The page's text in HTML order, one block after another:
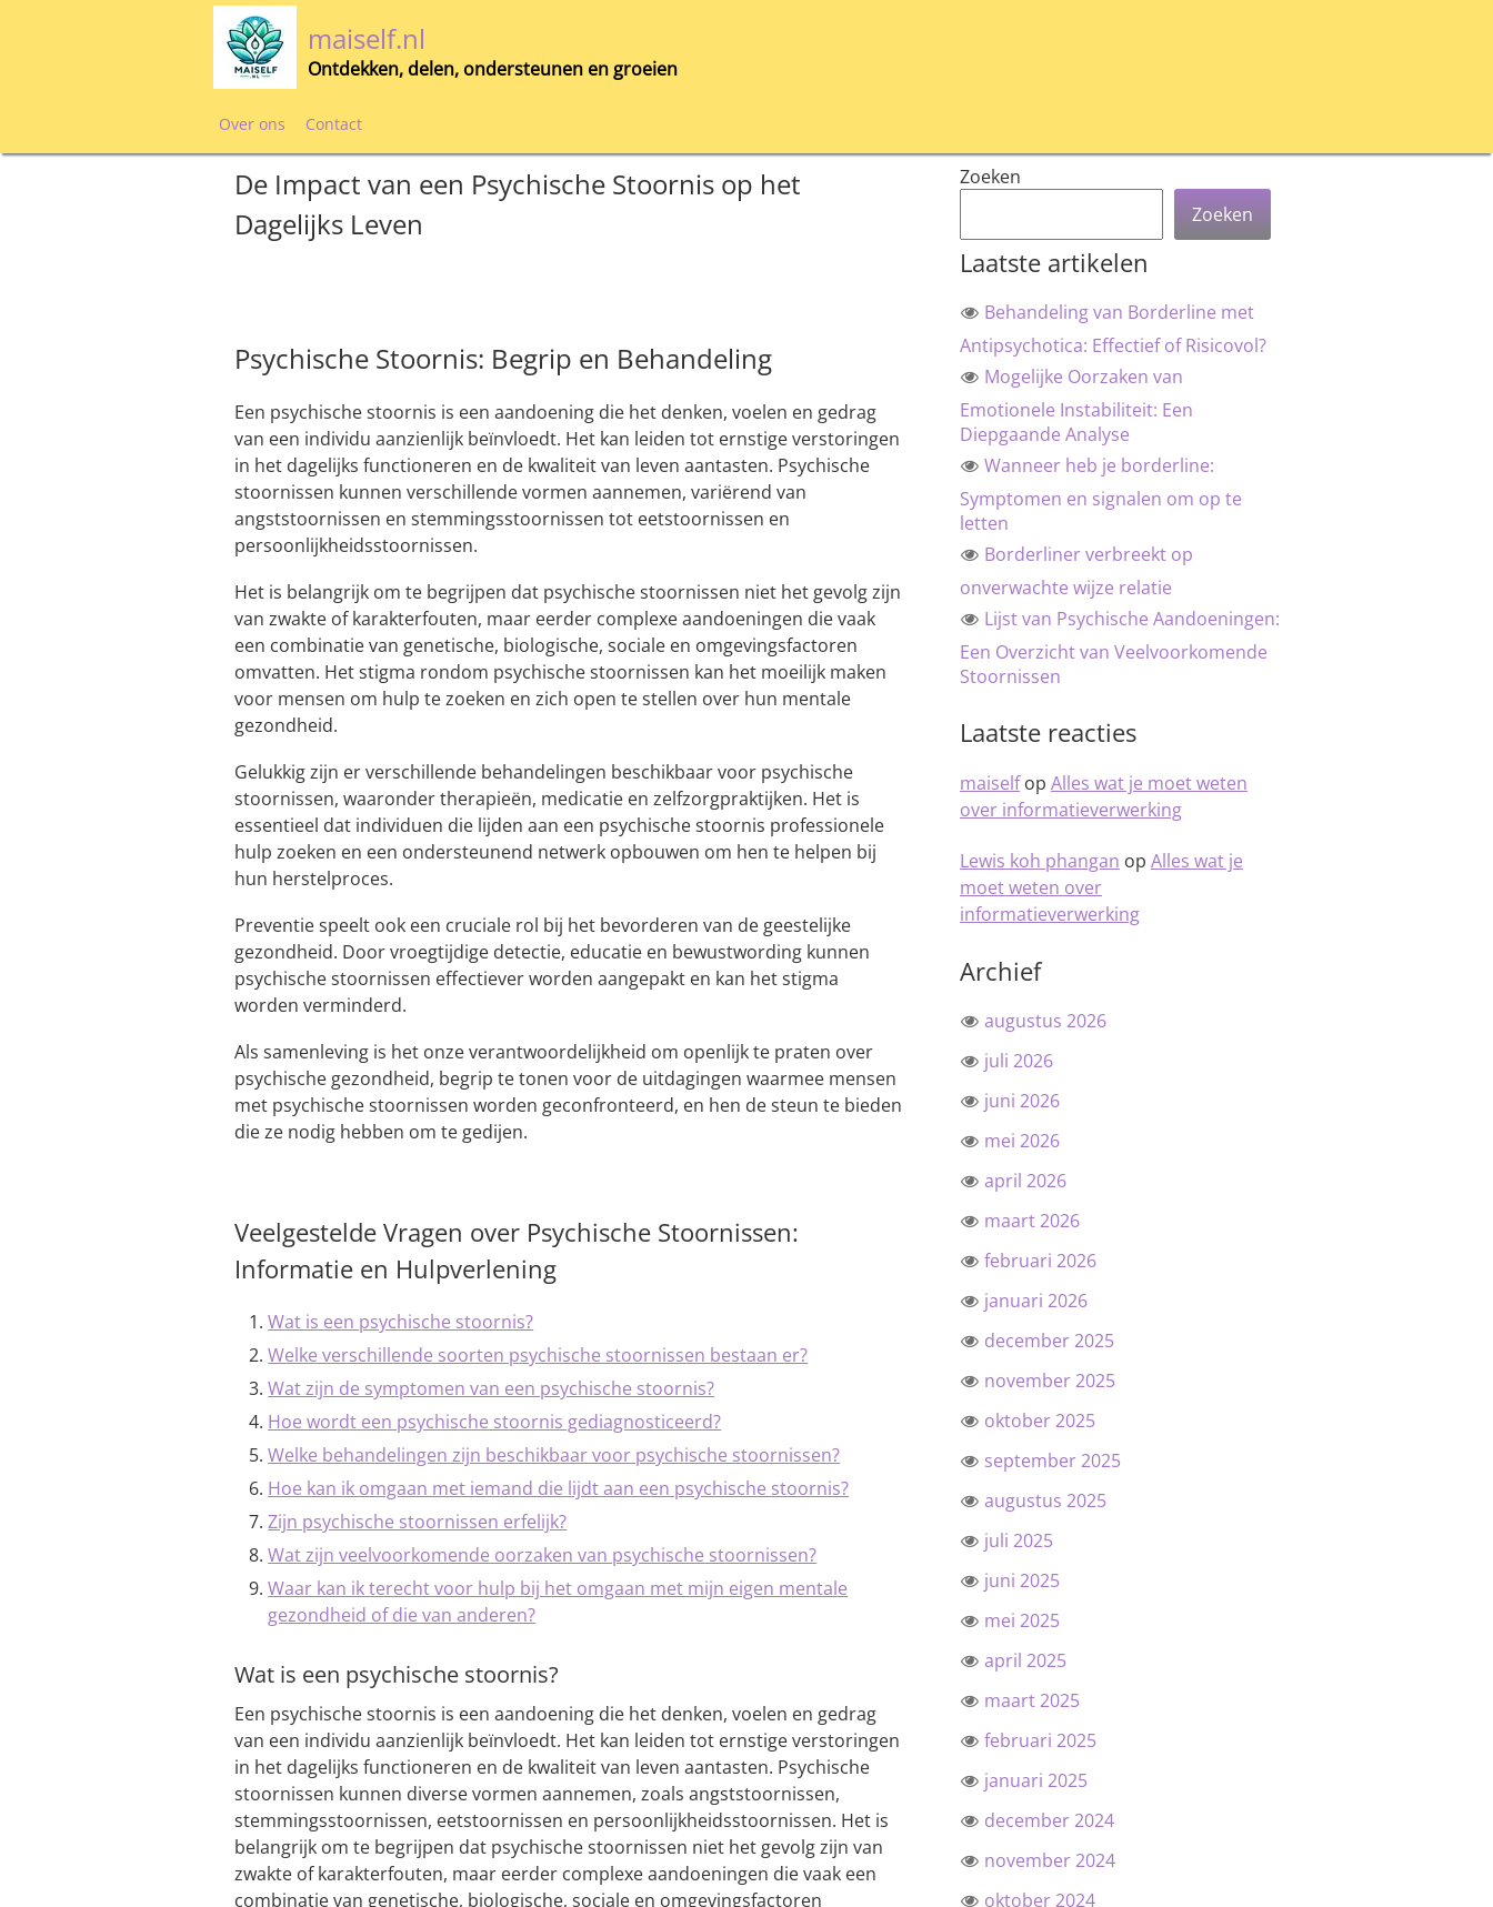
maiself.nl
Ontdekken, delen, ondersteunen en groeien
Over ons Contact
De Impact van een Psychische Stoornis op het
Dagelijks Leven
Psychische Stoornis: Begrip en Behandeling
Een psychische stoornis is een aandoening die het denken, voelen en gedrag
van een individu aanzienlijk beïnvloedt. Het kan leiden tot ernstige verstoringen
in het dagelijks functioneren en de kwaliteit van leven aantasten. Psychische
stoornissen kunnen verschillende vormen aannemen, variërend van
angststoornissen en stemmingsstoornissen tot eetstoornissen en
persoonlijkheidsstoornissen.
Het is belangrijk om te begrijpen dat psychische stoornissen niet het gevolg zijn
van zwakte of karakterfouten, maar eerder complexe aandoeningen die vaak
een combinatie van genetische, biologische, sociale en omgevingsfactoren
omvatten. Het stigma rondom psychische stoornissen kan het moeilijk maken
voor mensen om hulp te zoeken en zich open te stellen over hun mentale
gezondheid.
Gelukkig zijn er verschillende behandelingen beschikbaar voor psychische
stoornissen, waaronder therapieën, medicatie en zelfzorgpraktijken. Het is
essentieel dat individuen die lijden aan een psychische stoornis professionele
hulp zoeken en een ondersteunend netwerk opbouwen om hen te helpen bij
hun herstelproces.
Preventie speelt ook een cruciale rol bij het bevorderen van de geestelijke
gezondheid. Door vroegtijdige detectie, educatie en bewustwording kunnen
psychische stoornissen effectiever worden aangepakt en kan het stigma
worden verminderd.
Als samenleving is het onze verantwoordelijkheid om openlijk te praten over
psychische gezondheid, begrip te tonen voor de uitdagingen waarmee mensen
met psychische stoornissen worden geconfronteerd, en hen de steun te bieden
die ze nodig hebben om te gedijen.
Veelgestelde Vragen over Psychische Stoornissen:
Informatie en Hulpverlening
Wat is een psychische stoornis?
Welke verschillende soorten psychische stoornissen bestaan er?
Wat zijn de symptomen van een psychische stoornis?
Hoe wordt een psychische stoornis gediagnosticeerd?
Welke behandelingen zijn beschikbaar voor psychische stoornissen?
Hoe kan ik omgaan met iemand die lijdt aan een psychische stoornis?
Zijn psychische stoornissen erfelijk?
Wat zijn veelvoorkomende oorzaken van psychische stoornissen?
Waar kan ik terecht voor hulp bij het omgaan met mijn eigen mentale
gezondheid of die van anderen?
Wat is een psychische stoornis?
Een psychische stoornis is een aandoening die het denken, voelen en gedrag
van een individu aanzienlijk beïnvloedt. Het kan leiden tot ernstige verstoringen
in het dagelijks functioneren en de kwaliteit van leven aantasten. Psychische
stoornissen kunnen diverse vormen aannemen, zoals angststoornissen,
stemmingsstoornissen, eetstoornissen en persoonlijkheidsstoornissen. Het is
belangrijk om te begrijpen dat psychische stoornissen niet het gevolg zijn van
zwakte of karakterfouten, maar eerder complexe aandoeningen die vaak een
combinatie van genetische, biologische, sociale en omgevingsfactoren
Zoeken
Zoeken
Laatste artikelen
Behandeling van Borderline met
Antipsychotica: Effectief of Risicovol?
Mogelijke Oorzaken van
Emotionele Instabiliteit: Een
Diepgaande Analyse
Wanneer heb je borderline:
Symptomen en signalen om op te
letten
Borderliner verbreekt op
onverwachte wijze relatie
Lijst van Psychische Aandoeningen:
Een Overzicht van Veelvoorkomende
Stoornissen
Laatste reacties
maiselfop Alles wat je moet weten
over informatieverwerking
Lewis koh phangan op Alles wat je
moet weten over
informatieverwerking
Archief
augustus 2026
juli 2026
juni 2026
mei 2026
april 2026
maart 2026
februari 2026
januari 2026
december 2025
november 2025
oktober 2025
september 2025
augustus 2025
juli 2025
juni 2025
mei 2025
april 2025
maart 2025
februari 2025
januari 2025
december 2024
november 2024
oktober 2024